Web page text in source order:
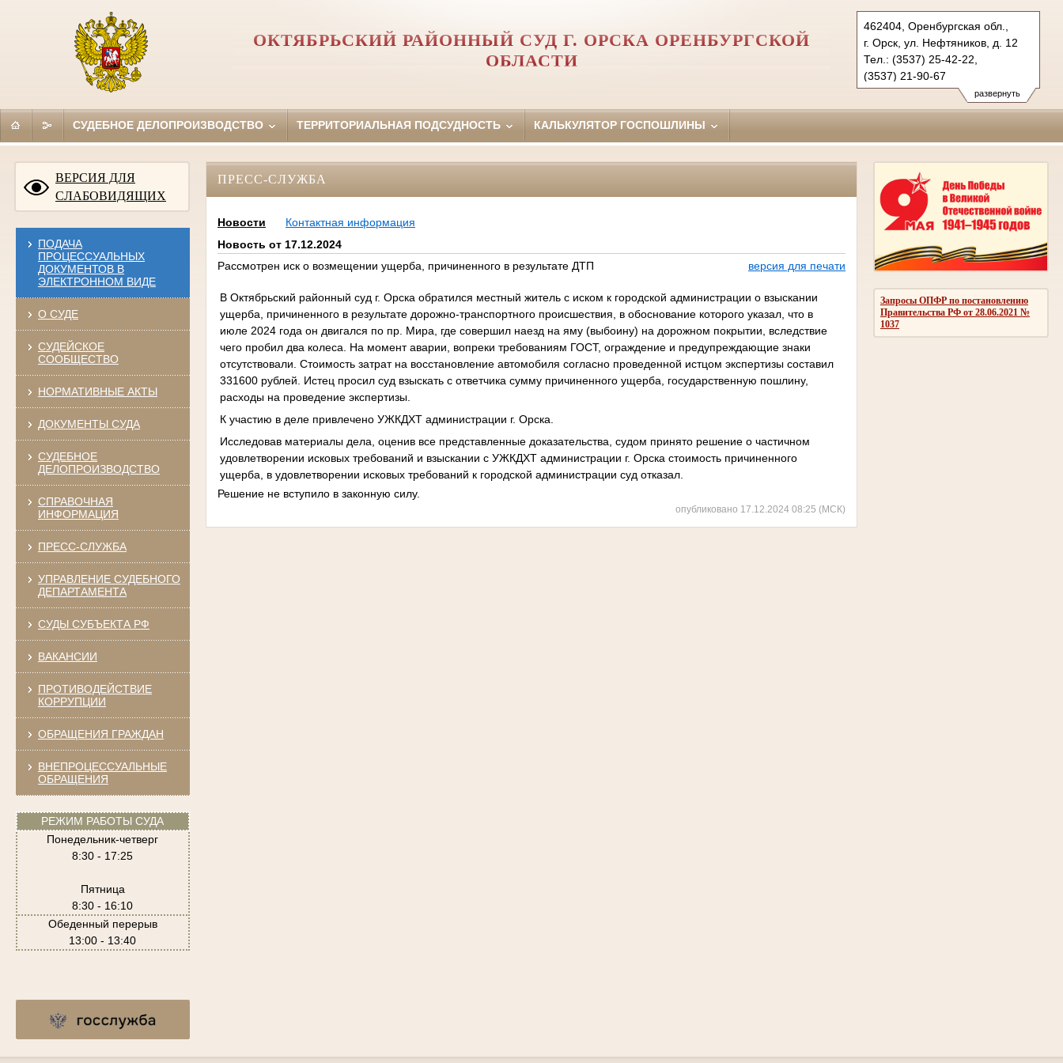
развернуть
462404, Оренбургская обл.,
г. Орск, ул. Нефтяников, д. 12
Тел.: (3537) 25-42-22,
(3537) 21-90-67
oktyabrskyorsk.orb@sudrf.ru
ОКТЯБРЬСКИЙ РАЙОННЫЙ СУД Г. ОРСКА ОРЕНБУРГСКОЙ
ОБЛАСТИ
СУДЕБНОЕ ДЕЛОПРОИЗВОДСТВО ТЕРРИТОРИАЛЬНАЯ ПОДСУДНОСТЬ КАЛЬКУЛЯТОР ГОСПОШЛИНЫ
ВЕРСИЯ ДЛЯ
СЛАБОВИДЯЩИХ
ПОДАЧА
ПРОЦЕССУАЛЬНЫХ
ДОКУМЕНТОВ В
ЭЛЕКТРОННОМ ВИДЕ
О СУДЕ
СУДЕЙСКОЕ
СООБЩЕСТВО
НОРМАТИВНЫЕ АКТЫ
ДОКУМЕНТЫ СУДА
СУДЕБНОЕ
ДЕЛОПРОИЗВОДСТВО
СПРАВОЧНАЯ
ИНФОРМАЦИЯ
ПРЕСС-СЛУЖБА
УПРАВЛЕНИЕ СУДЕБНОГО
ДЕПАРТАМЕНТА
СУДЫ СУБЪЕКТА РФ
ВАКАНСИИ
ПРОТИВОДЕЙСТВИЕ
КОРРУПЦИИ
ОБРАЩЕНИЯ ГРАЖДАН
ВНЕПРОЦЕССУАЛЬНЫЕ
ОБРАЩЕНИЯ
РЕЖИМ РАБОТЫ СУДА
Понедельник-четверг
8:30 - 17:25
Пятница
8:30 - 16:10
Обеденный перерыв
13:00 - 13:40
Запросы ОПФР по постановлению
Правительства РФ от 28.06.2021 №
1037
ПРЕСС-СЛУЖБА
Новости
Контактная информация
Новость от 17.12.2024
Рассмотрен иск о возмещении ущерба, причиненного в результате ДТП
версия для печати
В Октябрьский районный суд г. Орска обратился местный житель с иском к городской администрации о взыскании
ущерба, причиненного в результате дорожно-транспортного происшествия, в обоснование которого указал, что в
июле 2024 года он двигался по пр. Мира, где совершил наезд на яму (выбоину) на дорожном покрытии, вследствие
чего пробил два колеса. На момент аварии, вопреки требованиям ГОСТ, ограждение и предупреждающие знаки
отсутствовали. Стоимость затрат на восстановление автомобиля согласно проведенной истцом экспертизы составил
331600 рублей. Истец просил суд взыскать с ответчика сумму причиненного ущерба, государственную пошлину,
расходы на проведение экспертизы.
К участию в деле привлечено УЖКДХТ администрации г. Орска.
Исследовав материалы дела, оценив все представленные доказательства, судом принято решение о частичном
удовлетворении исковых требований и взыскании с УЖКДХТ администрации г. Орска стоимость причиненного
ущерба, в удовлетворении исковых требований к городской администрации суд отказал.
Решение не вступило в законную силу.
опубликовано 17.12.2024 08:25 (МСК)